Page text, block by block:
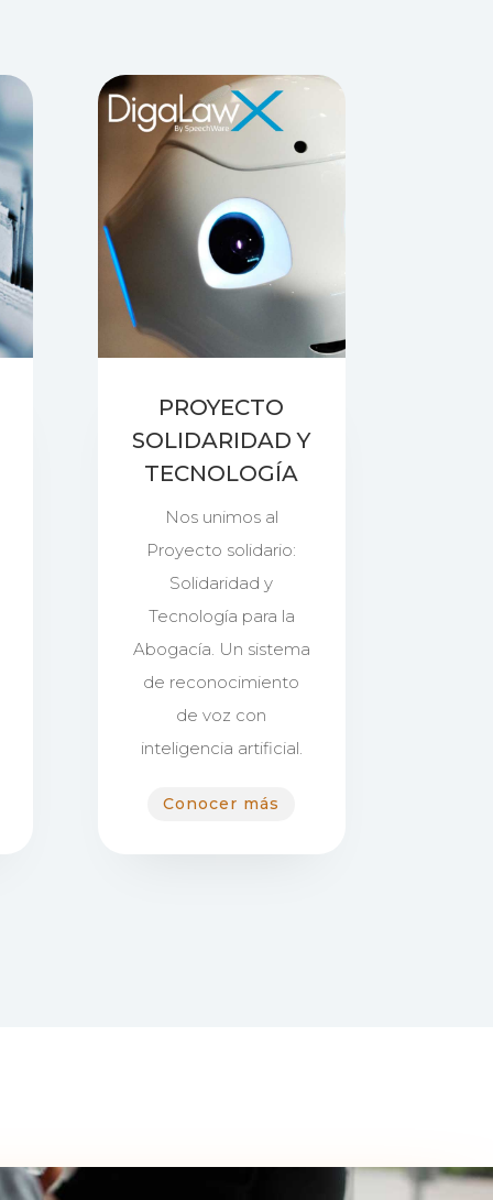
PROYECTO
SOLIDARIDAD Y
TECNOLOGÍA
Nos unimos al
Proyecto solidario:
Solidaridad y
Tecnología para la
Abogacía. Un sistema
de reconocimiento
de voz con
inteligencia artificial.
Conocer más